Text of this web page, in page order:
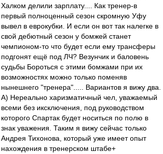
Халком делили зарплату.... Как тренер-в
первый полноценный сезон скромную Уфу
вывел в еврокубки. И если он вот так налегке в
свой дебютный сезон у бомжей станет
чемпионом-то что будет если ему трансферы
подгонят ещё под ЛЧ? Везунчик и баловень
судьбы Бороться с этими бомжами при их
возможностях можно только поменяв
нынешнего "тренера"..... Вариантов я вижу два.
А) Нереально харизматичный чел, уважаемый
всеми без иксключения, под руководством
которого Спартак будет носиться по полю в
знак уважения. Таким я вижу сейчас только
Андрея Тихонова, который уже имеет опыт
нахождения в тренерском штабе+